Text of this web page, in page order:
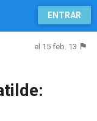
ENTRAR
el 15 feb. 13